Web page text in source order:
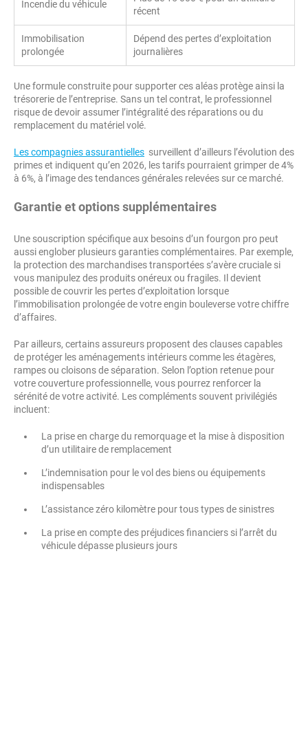
Incendie du véhicule
récent
Immobilisation
prolongée
Dépend des pertes d’exploitation
journalières
Une formule construite pour supporter ces aléas protège ainsi la
trésorerie de l’entreprise. Sans un tel contrat, le professionnel
risque de devoir assumer l’intégralité des réparations ou du
remplacement du matériel volé.
Les compagnies assurantielles surveillent d’ailleurs l’évolution des
primes et indiquent qu’en 2026, les tarifs pourraient grimper de 4%
à 6%, à l’image des tendances générales relevées sur ce marché.
Garantie et options supplémentaires
Une souscription spécifique aux besoins d’un fourgon pro peut
aussi englober plusieurs garanties complémentaires. Par exemple,
la protection des marchandises transportées s’avère cruciale si
vous manipulez des produits onéreux ou fragiles. Il devient
possible de couvrir les pertes d’exploitation lorsque
l’immobilisation prolongée de votre engin bouleverse votre chiffre
d’affaires.
Par ailleurs, certains assureurs proposent des clauses capables
de protéger les aménagements intérieurs comme les étagères,
rampes ou cloisons de séparation. Selon l’option retenue pour
votre couverture professionnelle, vous pourrez renforcer la
sérénité de votre activité. Les compléments souvent privilégiés
incluent:
La prise en charge du remorquage et la mise à disposition
d’un utilitaire de remplacement
L’indemnisation pour le vol des biens ou équipements
indispensables
L’assistance zéro kilomètre pour tous types de sinistres
La prise en compte des préjudices financiers si l’arrêt du
véhicule dépasse plusieurs jours